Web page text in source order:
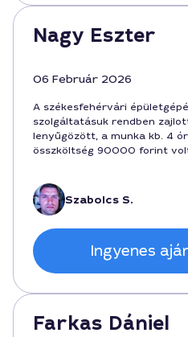
Nagy Eszter
06 Február 2026
A székesfehérvári
szolgáltatásuk rendben
lenyűgözött, a munka kb. 4
összköltség 90000 forint
Szabolcs S.
Ingyenes
Farkas Dániel